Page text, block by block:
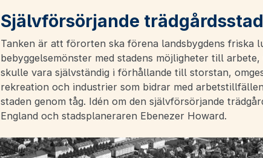
Självförsörjande trädgårdsstad
Tanken är att förorten ska förena landsbygdens friska
bebyggelsemönster med stadens möjligheter till
skulle vara självständig i förhållande till storstan,
rekreation och industrier som bidrar med
staden genom tåg. Idén om den självförsörjande
England och stadsplaneraren Ebenezer Howard.